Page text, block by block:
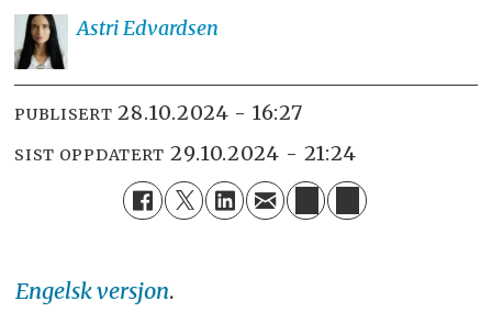
AstriEdvardsen
PUBLISERT 28.10.2024 - 16:27
SIST OPPDATERT 29.10.2024 - 21:24
Engelsk versjon.